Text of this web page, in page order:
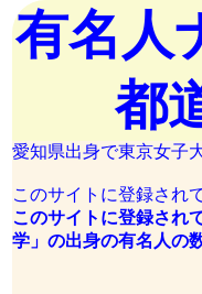
有名
都
愛知県出身で東京女子
このサイトに登録され
このサイトに登録され
学」の出身の有名人の